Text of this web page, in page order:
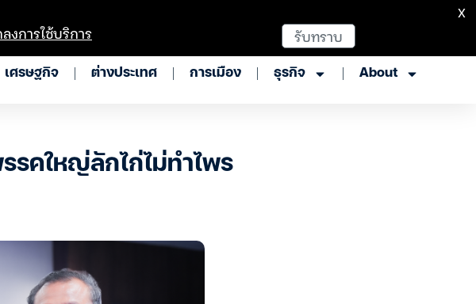
เศรษฐกิจ ต่างประเทศ การเมือง ธุรกิจ About
รคใหญ่ลักไก่ไม่ทำไพร
งการใช้บริการ รับทราบ
X